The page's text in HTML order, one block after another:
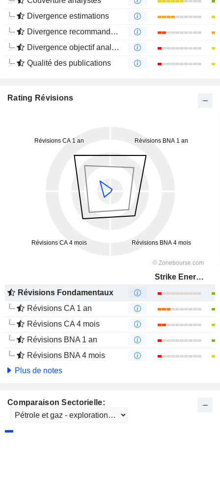
Divergence estimations
Divergence recommandations analystes
Divergence objectif analystes
Qualité des publications
Rating Révisions
Strike Energy Limited
Révisions Fondamentaux
Révisions CA 1 an
Révisions CA 4 mois
Révisions BNA 1 an
Révisions BNA 4 mois
Plus de notes
Comparaison Sectorielle: